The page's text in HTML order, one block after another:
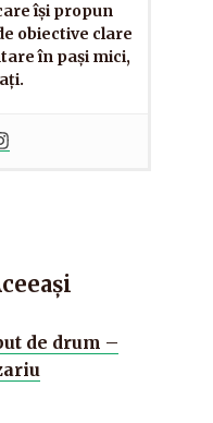
își propun
obiective clare
în pași mici,
de drum –